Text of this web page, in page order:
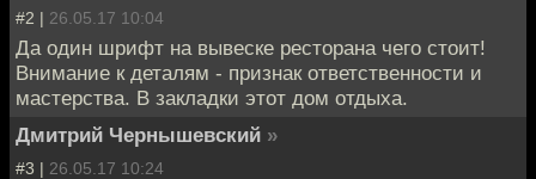
#2 | 26.05.17 10:04
Да один шрифт на вывеске ресторана чего стоит!
Внимание к деталям - признак ответственности и
мастерства. В закладки этот дом отдыха.
Дмитрий Чернышевский »
#3 | 26.05.17 10:24